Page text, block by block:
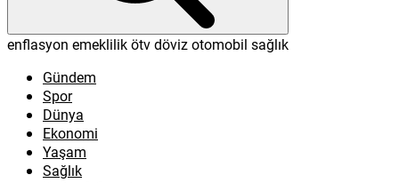
enflasyon emeklilikötvdövizotomobil sağlık
Gündem
Spor
Dünya
Ekonomi
Yaşam
Sağlık